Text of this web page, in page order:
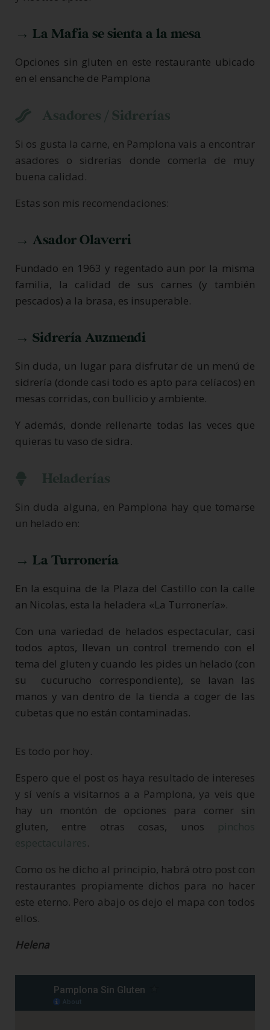
→ La Mafia se sienta a la mesa
Opciones sin gluten en este restaurante ubicado
en el ensanche de Pamplona
Asadores / Sidrerías
Si os gusta la carne, en Pamplona vais a encontrar
asadores o sidrerías donde comerla de muy
buena calidad.
Estas son mis recomendaciones:
→ Asador Olaverri
Fundado en 1963 y regentado aun por la misma
familia, la calidad de sus carnes (y también
pescados) a la brasa, es insuperable.
→ Sidrería Auzmendi
Sin duda, un lugar para disfrutar de un menú de
sidrería (donde casi todo es apto para celíacos) en
mesas corridas, con bullicio y ambiente.
Y además, donde rellenarte todas las veces que
quieras tu vaso de sidra.
Heladerías
Sin duda alguna, en Pamplona hay que tomarse
un helado en:
→ La Turronería
En la esquina de la Plaza del Castillo con la calle
an Nicolas, esta la heladera «La Turronería».
Con una variedad de helados espectacular, casi
todos aptos, llevan un control tremendo con el
tema del gluten y cuando les pides un helado (con
su cucurucho correspondiente), se lavan las
manos y van dentro de la tienda a coger de las
cubetas que no están contaminadas.
Es todo por hoy.
Espero que el post os haya resultado de intereses
y sí venís a visitarnos a a Pamplona, ya veis que
hay un montón de opciones para comer sin
gluten, entre otras cosas, unos pinchos
espectaculares.
Como os he dicho al principio, habrá otro post con
restaurantes propiamente dichos para no hacer
este eterno. Pero abajo os dejo el mapa con todos
ellos.
Helena